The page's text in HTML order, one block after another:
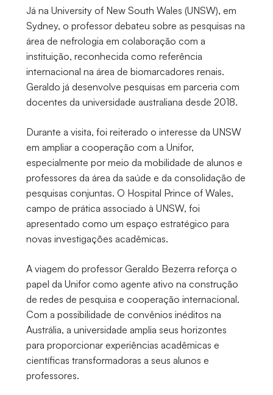
Já na University of New South Wales (UNSW), em
Sydney, o professor debateu sobre as pesquisas na
área de nefrologia em colaboração com a
instituição, reconhecida como referência
internacional na área de biomarcadores renais.
Geraldo já desenvolve pesquisas em parceria com
docentes da universidade australiana desde 2018.
Durante a visita, foi reiterado o interesse da UNSW
em ampliar a cooperação com a Unifor,
especialmente por meio da mobilidade de alunos e
professores da área da saúde e da consolidação de
pesquisas conjuntas. O Hospital Prince of Wales,
campo de prática associado à UNSW, foi
apresentado como um espaço estratégico para
novas investigações acadêmicas.
A viagem do professor Geraldo Bezerra reforça o
papel da Unifor como agente ativo na construção
de redes de pesquisa e cooperação internacional.
Com a possibilidade de convênios inéditos na
Austrália, a universidade amplia seus horizontes
para proporcionar experiências acadêmicas e
científicas transformadoras a seus alunos e
professores.